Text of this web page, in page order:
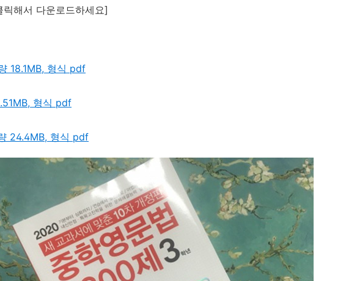
해서 다운로드하세요]
18.1MB, 형식 pdf
형식 pdf
24.4MB, 형식 pdf